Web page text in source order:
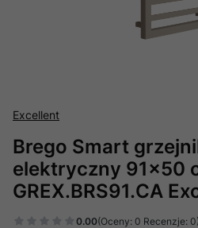
Excellent
Brego Smart
elektryczny 91x50
GREX.BRS91.CA
0.00(Oceny: 0 Recenzje: 0)